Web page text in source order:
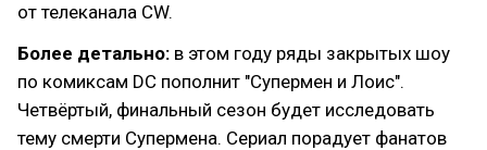
от телеканала CW.
Более детально: в этом году ряды закрытых шоу
по комиксам DC пополнит "Супермен и Лоис".
Четвёртый, финальный сезон будет исследовать
тему смерти Супермена. Сериал порадует фанатов